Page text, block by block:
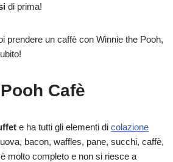
di prima!
prendere un caffè con Winnie the Pooh,
Cafè
e ha tutti gli elementi di colazione
bacon, waffles, pane, succhi, caffè,
molto completo e non si riesce a